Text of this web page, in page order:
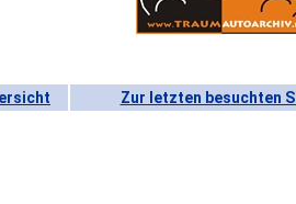
Zur letzten besuchten